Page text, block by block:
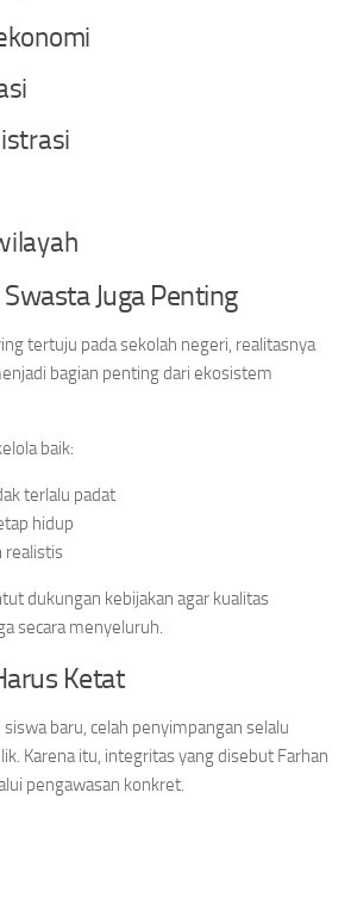
Juga Penting
tertuju pada sekolah negeri, realitasnya
bagian penting dari ekosistem
baik:
terlalu padat
hidup
realistis
dukungan kebijakan agar kualitas
secara menyeluruh.
Ketat
baru, celah penyimpangan selalu
Karena itu, integritas yang disebut Farhan
pengawasan konkret.